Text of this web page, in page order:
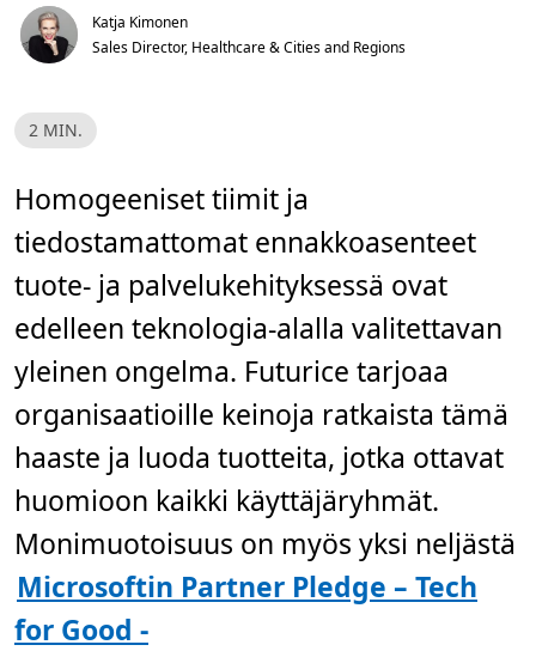
Katja Kimonen
Sales Director, Healthcare & Cities and Regions
L
u
a
a
,
m
n
.
2 MIN.
Homogeeniset tiimit ja
tiedostamattomat ennakkoasenteet
tuote- ja palvelukehityksessä ovat
edelleen teknologia-alalla valitettavan
yleinen ongelma. Futurice tarjoaa
organisaatioille keinoja ratkaista tämä
haaste ja luoda tuotteita, jotka ottavat
huomioon kaikki käyttäjäryhmät.
Monimuotoisuus on myös yksi neljästä
Microsoftin Partner Pledge – Tech
for Good -